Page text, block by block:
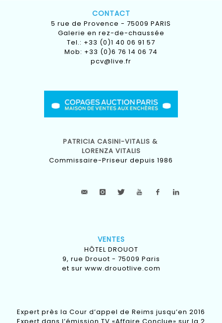
CONTACT
5 rue de Provence - 75009 PARIS
Galerie en rez-de-chaussée
Tel.: +33 (0)1 40 06 91 57
Mob: +33 (0)6 76 14 06 74
pcv@live.fr
PATRICIA CASINI-VITALIS &
LORENZA VITALIS
Commissaire-Priseur depuis 1986
VENTES
HÔTEL DROUOT
9, rue Drouot - 75009 Paris
et sur www.drouotlive.com
Expert près la Cour d’appel de Reims jusqu’en 2016